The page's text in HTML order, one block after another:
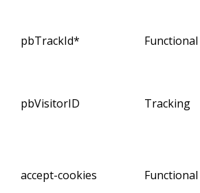
pbTrackId* Functional
pbVisitorID Tracking
accept-cookies Functional